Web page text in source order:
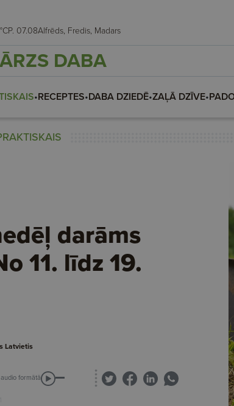
P. 07.08 Alfrēds, Fredis, Madars
DABA
•RECEPTES•DABA DZIEDĒ•ZAĻĀ DZĪVE•
darāms
11. līdz 19.
Latvietis
formātā